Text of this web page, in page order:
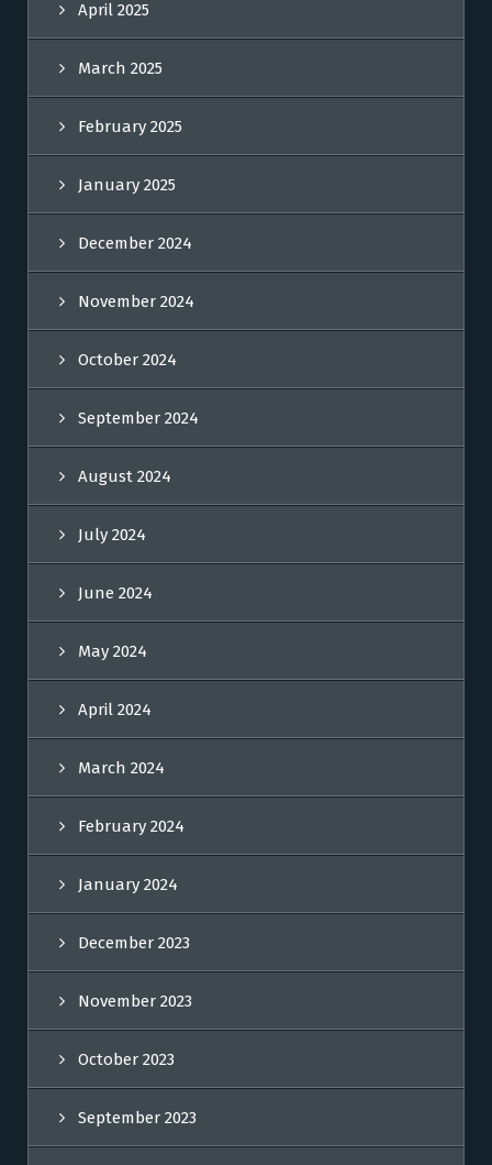
April 2025
March 2025
February 2025
January 2025
December 2024
November 2024
October 2024
September 2024
August 2024
July 2024
June 2024
May 2024
April 2024
March 2024
February 2024
January 2024
December 2023
November 2023
October 2023
September 2023